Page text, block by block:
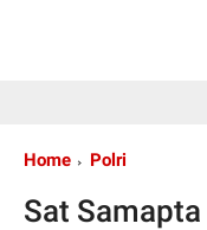
Home Polri
Sat